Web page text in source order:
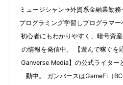
ミュージシャン→外資系金融業勤
プログラミング学習しプログラマー
初心者にもわかりやすく、暗号資
の情報を発信中。 【遊んで稼ぐを
Ganverse Media】の公式ライター
動中。 ガンバースはGameFi（